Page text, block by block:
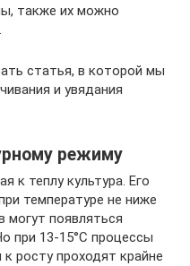
также их можно
статья, в которой мы
и увядания
режиму
к теплу культура. Его
температуре не ниже
могут появляться
при 13-15°С процессы
росту проходят крайне